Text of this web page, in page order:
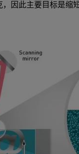
，因此主要目标是缩